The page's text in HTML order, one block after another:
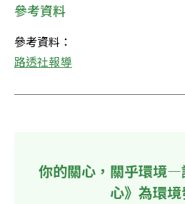
參考資料
路透社報導
你的關心，關乎環境—
心》為環